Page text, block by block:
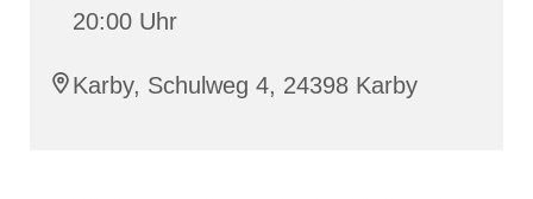
20:00 Uhr
Karby, Schulweg 4, 24398 Karby